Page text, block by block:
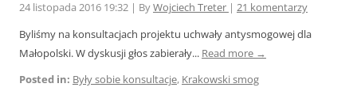
24 listopada 2016 19:32 ByWojciech Treter 21 komentarzy
Byliśmy na konsultacjach projektu uchwały antysmogowej dla
Małopolski. W dyskusji głos zabierały... Read more →
Posted in: Były sobie konsultacje, Krakowski smog